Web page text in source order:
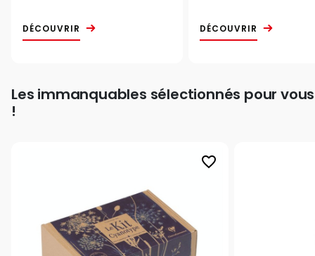
DÉCOUVRIR DÉCOUVRIR
Les immanquables sélectionnés pour vous
!
favorite_border